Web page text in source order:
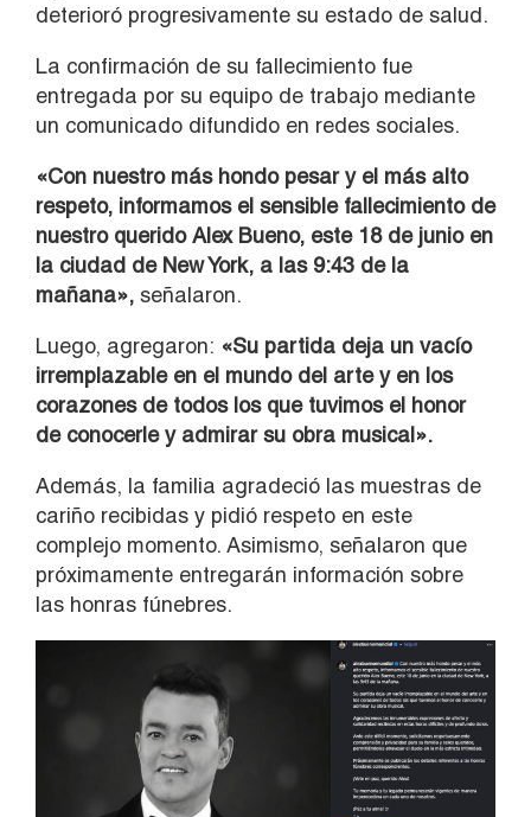
deterioró progresivamente su estado de salud.
La confirmación de su fallecimiento fue
entregada por su equipo de trabajo mediante
un comunicado difundido en redes sociales.
«Con nuestro más hondo pesar y el más alto
respeto, informamos el sensible fallecimiento de
nuestro querido Alex Bueno, este 18 de junio en
la ciudad de New York, a las 9:43 de la
mañana», señalaron.
Luego, agregaron: «Su partida deja un vacío
irremplazable en el mundo del arte y en los
corazones de todos los que tuvimos el honor
de conocerle y admirar su obra musical».
Además, la familia agradeció las muestras de
cariño recibidas y pidió respeto en este
complejo momento. Asimismo, señalaron que
próximamente entregarán información sobre
las honras fúnebres.